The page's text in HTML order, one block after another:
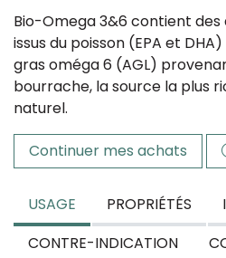
Bio-Omega 3&6 contient des
issus du poisson (EPA et
gras oméga 6 (AGL)
bourrache, la source la plus
naturel.
Continuer mes achats
USAGE PROPRIÉTÉS
CONTRE-INDICATION